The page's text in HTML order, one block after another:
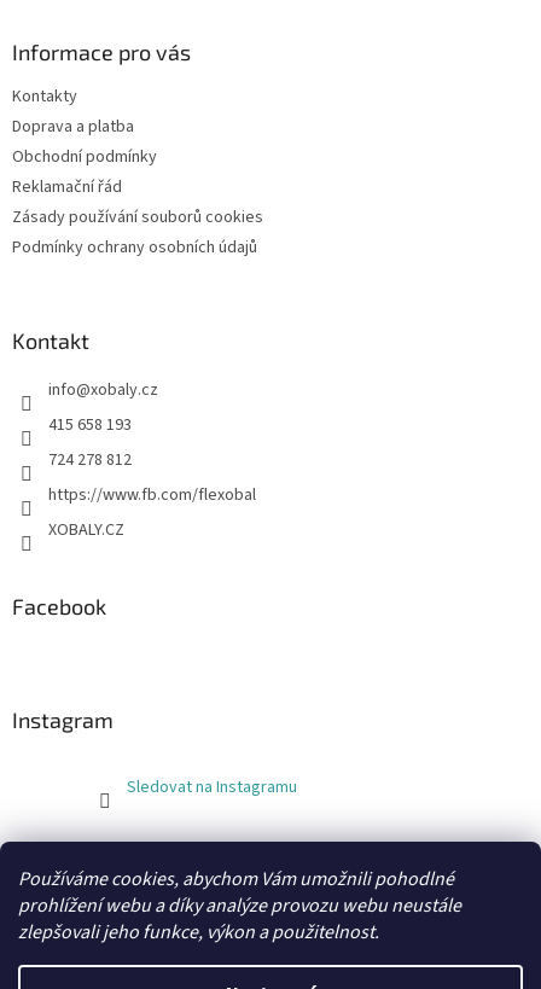
Používáme cookies, abychom Vám umožnili pohodlné
prohlížení webu a díky analýze provozu webu neustále
zlepšovali jeho funkce, výkon a použitelnost.
Informace pro vás
Kontakty
Doprava a platba
Obchodní podmínky
Reklamační řád
Zásady používání souborů cookies
Podmínky ochrany osobních údajů
Kontakt
info@xobaly.cz
415 658 193
724 278 812
https://www.fb.com/flexobal
XOBALY.CZ
Facebook
Instagram
Sledovat na Instagramu